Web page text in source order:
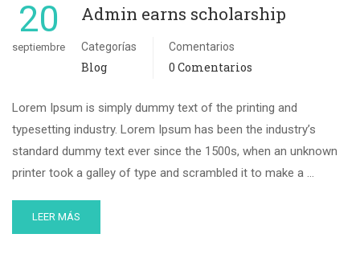
20
septiembre
Admin earns scholarship
Categorías
Blog
Comentarios
0 Comentarios
Lorem Ipsum is simply dummy text of the printing and
typesetting industry. Lorem Ipsum has been the industry’s
standard dummy text ever since the 1500s, when an unknown
printer took a galley of type and scrambled it to make a …
LEER MÁS